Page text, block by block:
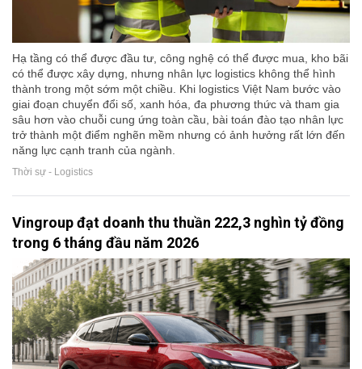
Hạ tầng có thể được đầu tư, công nghệ có thể được mua, kho bãi
có thể được xây dựng, nhưng nhân lực logistics không thể hình
thành trong một sớm một chiều. Khi logistics Việt Nam bước vào
giai đoạn chuyển đổi số, xanh hóa, đa phương thức và tham gia
sâu hơn vào chuỗi cung ứng toàn cầu, bài toán đào tạo nhân lực
trở thành một điểm nghẽn mềm nhưng có ảnh hưởng rất lớn đến
năng lực cạnh tranh của ngành.
Thời sự - Logistics
Vingroup đạt doanh thu thuần 222,3 nghìn tỷ đồng
trong 6 tháng đầu năm 2026